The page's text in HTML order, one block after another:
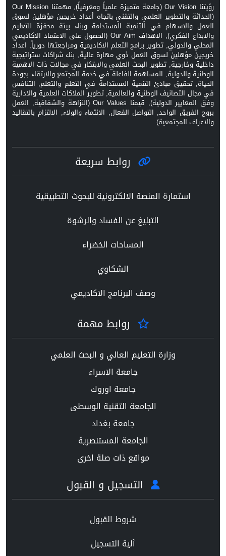
رؤيتنا Our Vision (جامعة متميزة علمياً ومعرفياً), مهمتنا Our Mission
(الحداثة والتطوير العلمي والتقني باتجاه أعداد خريجين مؤهلين لسوق
العمل والاسهام في التنمية المستدامة وبناء بيئة محفزة للتعليم
والابداع الفكري), الاهداف Our Aim (الحصول على الاعتماد الاكاديمي
المحلي والدولي, تطوير برامج التعلم الاكاديمية ومراجعتها دورياً, اعداد
خريجين مؤهلين لسوق العمل ذوي مهارة عالية, بناء شراكات ستراتيجية
داخلية وخارجية, تطوير البحث العلمي والابتكار في مجالات ذات الاهمية
الوطنية والدولية, المساهمة الفاعلة في خدمة المجتمع والارتقاء بجودة
الحياة, تحقيق مبادئ التنمية المستدامة في التعلم والتعلم, التنافس
في مجال التصانيف الوطنية والعالمية, تطوير الملاكات العلمية والادارية
وفق المعايير الدولية), قيمنا Our Values (النزاهة والشفافية, العمل
بروح الفريق الواحد, التواصل الفعال, الانتماء والولاء, الالتزام بالتقاليد
والاعراف المجتمعية)
روابط سريعة
استمارة المنصة الالكترونية للبحوث التطبيقية
التبليغ عن الفساد والرشوة
المساحات الخضراء
الشكاوي
وصف البرنامج الاكاديمي
روابط مهمة
وزارة التعليم العالي و البحث العلمي
جامعة الاسراء
جامعة اوروك
الجامعة التقنية الوسطى
جامعة بغداد
الجامعة المستنصرية
مواقع ذات صلة اخرى
التسجيل و القبول
شروط القبول
آلية التسجيل